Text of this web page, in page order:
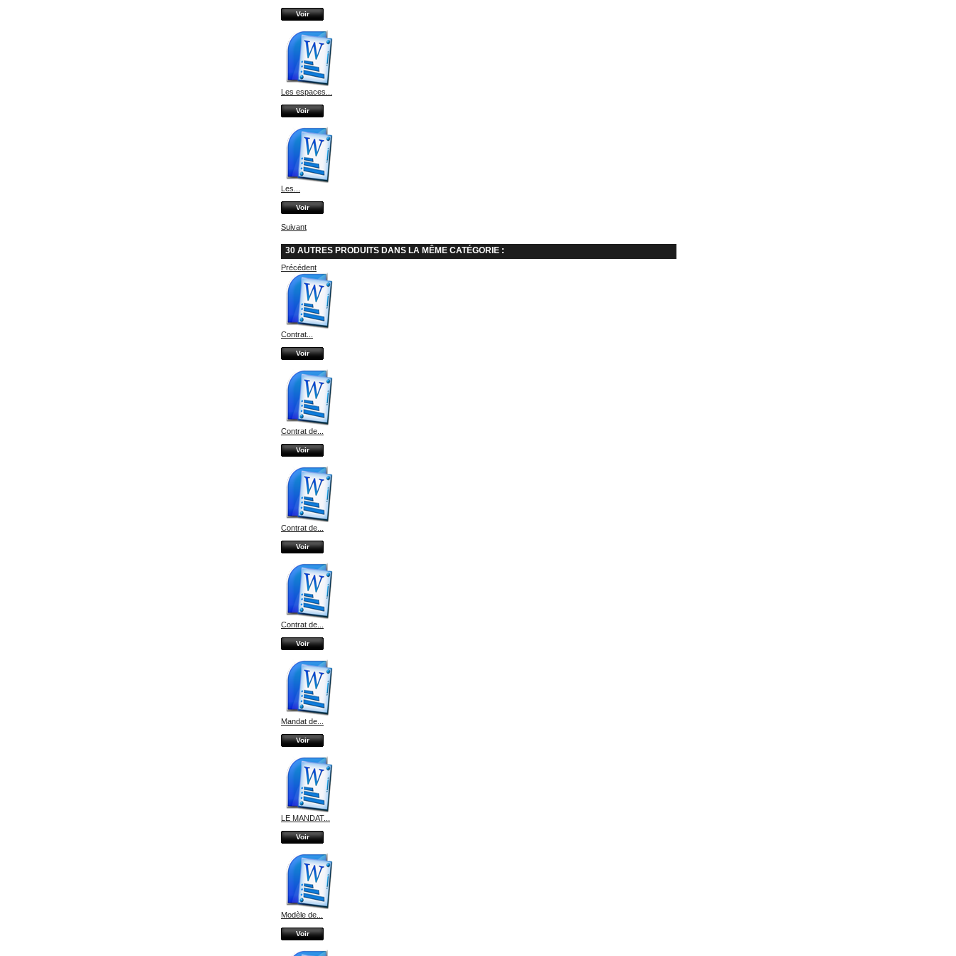
Voir
Les espaces...
Voir
Les...
Voir
Suivant
30 AUTRES PRODUITS DANS LA MÊME CATÉGORIE :
Précédent
Contrat...
Voir
Contrat de...
Voir
Contrat de...
Voir
Contrat de...
Voir
Mandat de...
Voir
LE MANDAT...
Voir
Modèle de...
Voir